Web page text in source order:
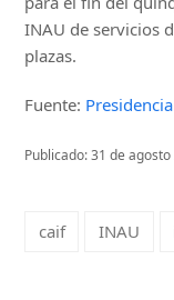
INAU de servicios
plazas.
Fuente:
Publicado: 31 de
caif INAU